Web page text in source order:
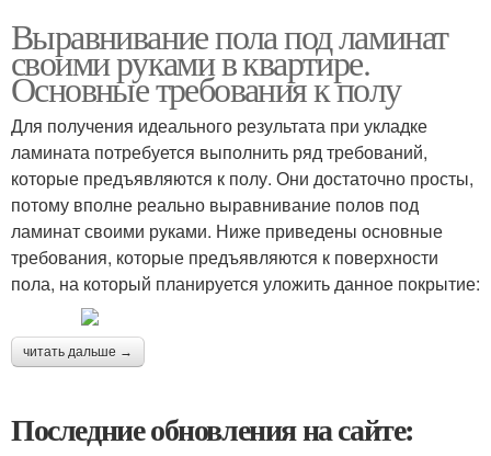
Выравнивание пола под ламинат
своими руками в квартире.
Основные требования к полу
Для получения идеального результата при укладке
ламината потребуется выполнить ряд требований,
которые предъявляются к полу. Они достаточно просты,
потому вполне реально выравнивание полов под
ламинат своими руками. Ниже приведены основные
требования, которые предъявляются к поверхности
пола, на который планируется уложить данное покрытие:
читать дальше →
Последние обновления на сайте: